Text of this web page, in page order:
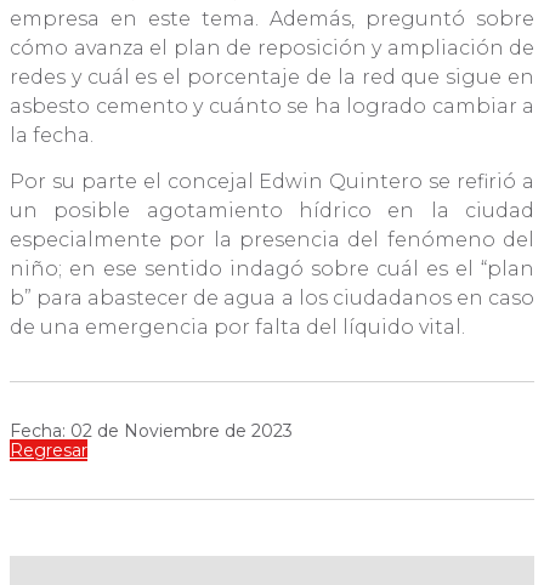
empresa en este tema. Además, preguntó sobre
cómo avanza el plan de reposición y ampliación de
redes y cuál es el porcentaje de la red que sigue en
asbesto cemento y cuánto se ha logrado cambiar a
la fecha.
Por su parte el concejal Edwin Quintero se refirió a
un posible agotamiento hídrico en la ciudad
especialmente por la presencia del fenómeno del
niño; en ese sentido indagó sobre cuál es el “plan
b” para abastecer de agua a los ciudadanos en caso
de una emergencia por falta del líquido vital.
Fecha: 02 de Noviembre de 2023
Regresar